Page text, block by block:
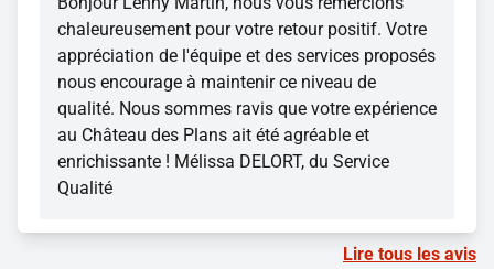
chaleureusement pour votre retour positif. Votre
appréciation de l'équipe et des services proposés
nous encourage à maintenir ce niveau de
qualité. Nous sommes ravis que votre expérience
au Château des Plans ait été agréable et
enrichissante ! Mélissa DELORT, du Service
Qualité
Lire tous les avis